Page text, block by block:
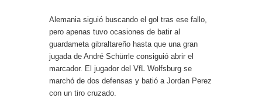
Alemania siguió buscando el gol tras ese fallo,
pero apenas tuvo ocasiones de batir al
guardameta gibraltareño hasta que una gran
jugada de André Schürrle consiguió abrir el
marcador. El jugador del VfL Wolfsburg se
marchó de dos defensas y batió a Jordan Perez
con un tiro cruzado.